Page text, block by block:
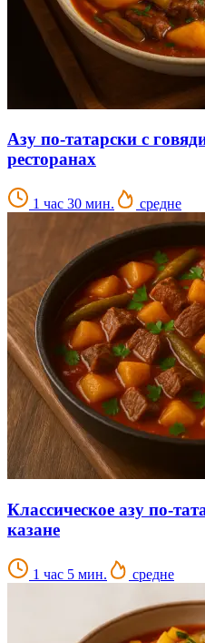
Азу по-татарски с
ресторанах
1 час 30 мин. средне
Классическое азу по-
казане
1 час 5 мин. средне